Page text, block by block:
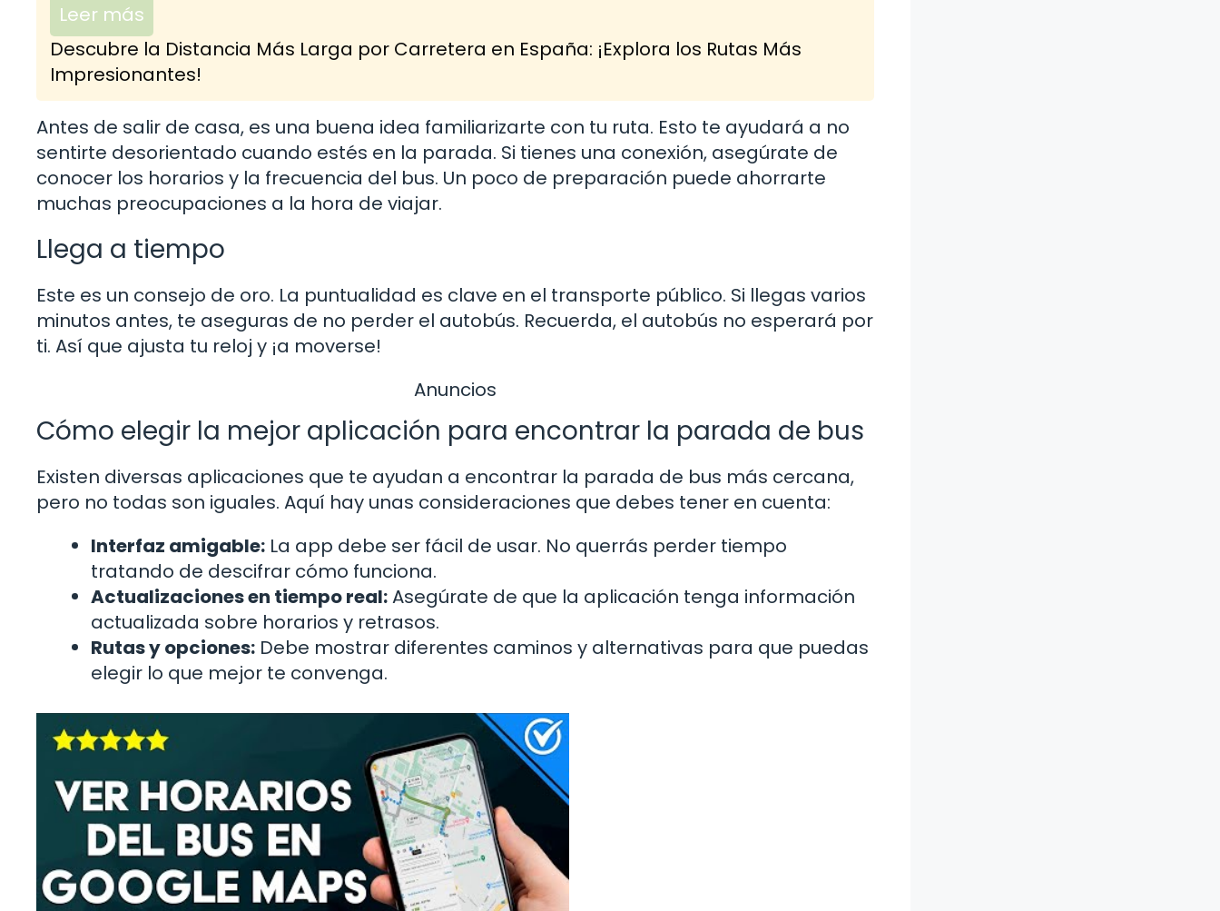
Leer más
Descubre la Distancia Más Larga por Carretera en España: ¡Explora los Rutas Más
Impresionantes!
Antes de salir de casa, es una buena idea familiarizarte con tu ruta. Esto te ayudará a no
sentirte desorientado cuando estés en la parada. Si tienes una conexión, asegúrate de
conocer los horarios y la frecuencia del bus. Un poco de preparación puede ahorrarte
muchas preocupaciones a la hora de viajar.
Llega a tiempo
Este es un consejo de oro. La puntualidad es clave en el transporte público. Si llegas varios
minutos antes, te aseguras de no perder el autobús. Recuerda, el autobús no esperará por
ti. Así que ajusta tu reloj y ¡a moverse!
Anuncios
Cómo elegir la mejor aplicación para encontrar la parada de bus
Existen diversas aplicaciones que te ayudan a encontrar la parada de bus más cercana,
pero no todas son iguales. Aquí hay unas consideraciones que debes tener en cuenta:
Interfaz amigable: La app debe ser fácil de usar. No querrás perder tiempo
tratando de descifrar cómo funciona.
Actualizaciones en tiempo real:Asegúrate de que la aplicación tenga información
actualizada sobre horarios y retrasos.
Rutas y opciones: Debe mostrar diferentes caminos y alternativas para que puedas
elegir lo que mejor te convenga.